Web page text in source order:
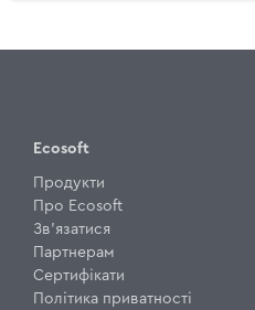
Ecosoft
Продукти
Про Ecosoft
Зв'язатися
Партнерам
Сертифікати
Політика приватності